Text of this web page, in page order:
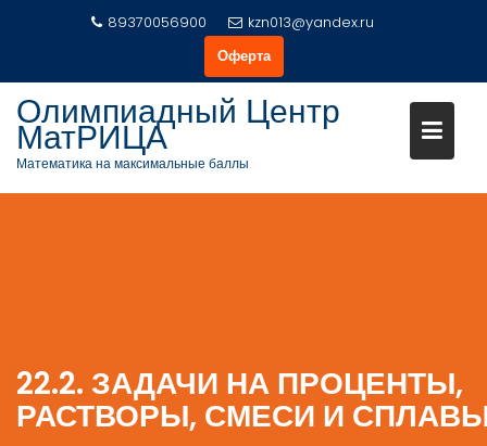
89370056900
kzn013@yandex.ru
Оферта
Олимпиадный Центр
МатРИЦА
Математика на максимальные баллы
22.2. ЗАДАЧИ НА ПРОЦЕНТЫ,
РАСТВОРЫ, СМЕСИ И